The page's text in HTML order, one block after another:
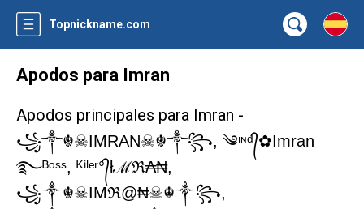
Topnickname.com
Apodos para Imran
Apodos principales para Imran -
꧁༒☬☠IMRAN☠︎☬༒꧂, ༄ᶦᶰᵈ᭄✿Imran
࿐ᴮᵒˢˢ, ᴷⁱˡᵉʳ°᭄łℳℜ₳₦,
꧁༒☬☠IMℜ@₦☠︎☬༒꧂,